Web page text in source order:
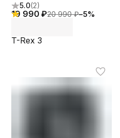
5.0(2)
19 990 ₽20 990 ₽−5%
T-Rex 3